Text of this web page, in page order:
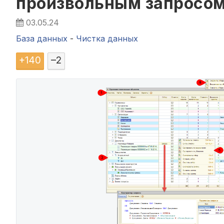
03.05.24
База данных - Чистка данных
+140 –2